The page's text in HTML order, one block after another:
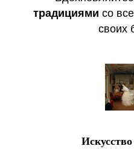
традициями со
своих